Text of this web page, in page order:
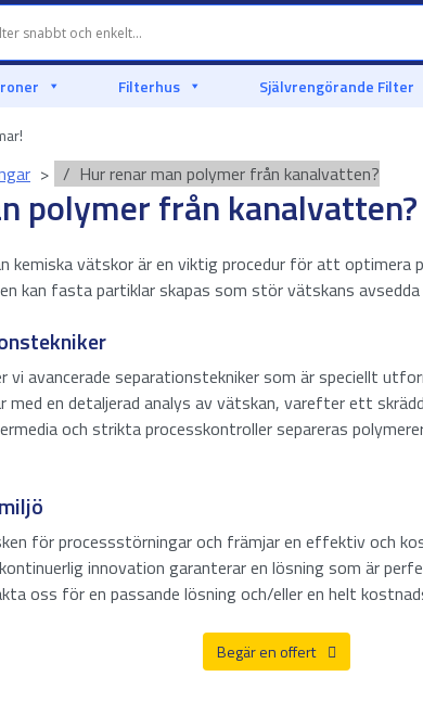
Filterhus Självrengörande Filter
Hur renar man polymer från kanalvatten?
polymer från kanalvatten?
kemiska vätskor är en viktig procedur för att optimera
kan fasta partiklar skapas som stör vätskans
vi avancerade separationstekniker som är speciellt
med en detaljerad analys av vätskan, varefter ett
och strikta processkontroller separeras
för processstörningar och främjar en effektiv och
innovation garanterar en lösning som är
oss för en passande lösning och/eller en helt
Begär en offert